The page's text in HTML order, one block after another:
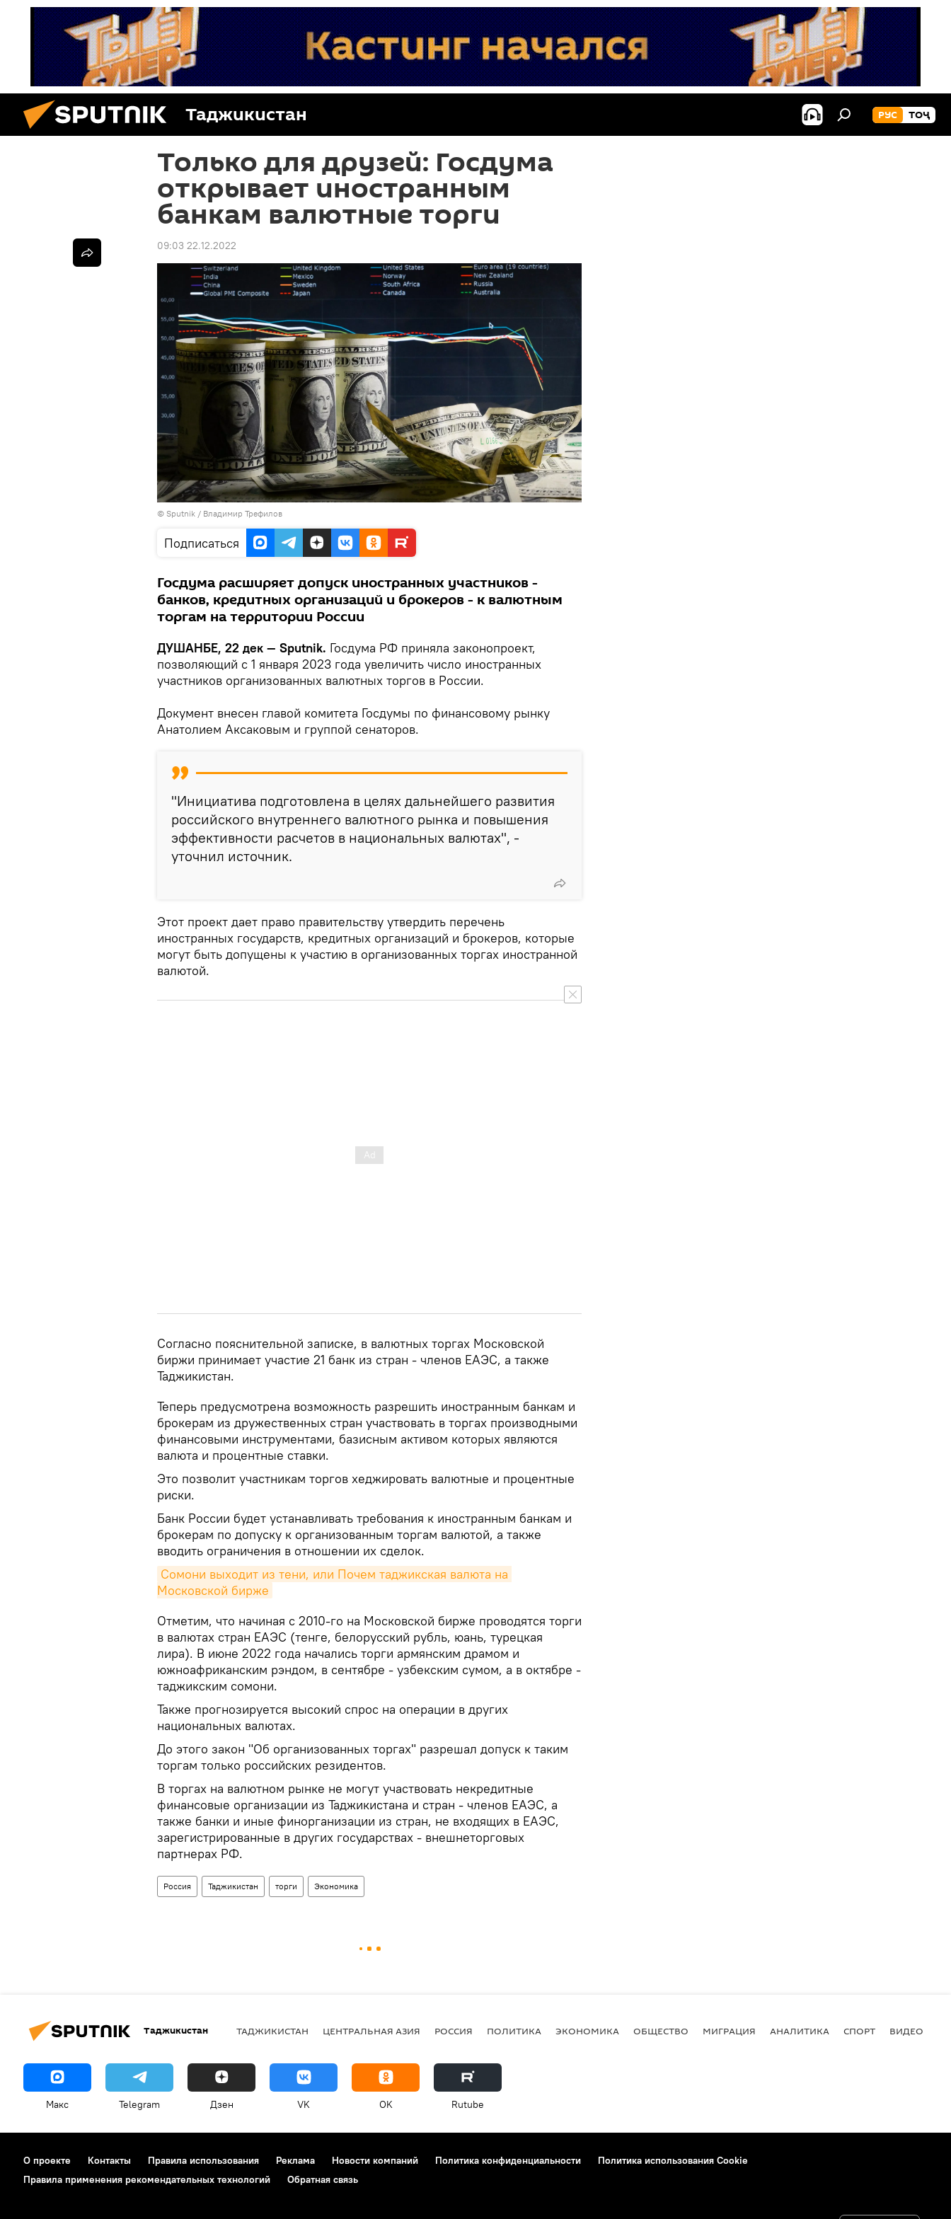
Таджикистан РУС ТОҶ
Только для друзей: Госдума
открывает иностранным
банкам валютные торги
09:03 22.12.2022
© Sputnik / Владимир Трефилов
Подписаться
Госдума расширяет допуск иностранных участников -
банков, кредитных организаций и брокеров - к валютным
торгам на территории России
ДУШАНБЕ, 22 дек — Sputnik. Госдума РФ приняла законопроект,
позволяющий с 1 января 2023 года увеличить число иностранных
участников организованных валютных торгов в России.
Документ внесен главой комитета Госдумы по финансовому рынку
Анатолием Аксаковым и группой сенаторов.
"Инициатива подготовлена в целях дальнейшего развития
российского внутреннего валютного рынка и повышения
эффективности расчетов в национальных валютах", -
уточнил источник.
Этот проект дает право правительству утвердить перечень
иностранных государств, кредитных организаций и брокеров, которые
могут быть допущены к участию в организованных торгах иностранной
валютой.
Согласно пояснительной записке, в валютных торгах Московской
биржи принимает участие 21 банк из стран - членов ЕАЭС, а также
Таджикистан.
Теперь предусмотрена возможность разрешить иностранным банкам и
брокерам из дружественных стран участвовать в торгах производными
финансовыми инструментами, базисным активом которых являются
валюта и процентные ставки.
Это позволит участникам торгов хеджировать валютные и процентные
риски.
Банк России будет устанавливать требования к иностранным банкам и
брокерам по допуску к организованным торгам валютой, а также
вводить ограничения в отношении их сделок.
Сомони выходит из тени, или Почем таджикская валюта на
Московской бирже
Отметим, что начиная с 2010-го на Московской бирже проводятся торги
в валютах стран ЕАЭС (тенге, белорусский рубль, юань, турецкая
лира). В июне 2022 года начались торги армянским драмом и
южноафриканским рэндом, в сентябре - узбекским сумом, а в октябре -
таджикским сомони.
Также прогнозируется высокий спрос на операции в других
национальных валютах.
До этого закон "Об организованных торгах" разрешал допуск к таким
торгам только российских резидентов.
В торгах на валютном рынке не могут участвовать некредитные
финансовые организации из Таджикистана и стран - членов ЕАЭС, а
также банки и иные финорганизации из стран, не входящих в ЕАЭС,
зарегистрированные в других государствах - внешнеторговых
партнерах РФ.
Россия Таджикистан торги Экономика
Таджикистан ТАДЖИКИСТАН ЦЕНТРАЛЬНАЯ АЗИЯ РОССИЯ ПОЛИТИКА ЭКОНОМИКА ОБЩЕСТВО МИГРАЦИЯ АНАЛИТИКА СПОРТ ВИДЕО
Макс Telegram Дзен VK OK Rutube
О проекте Контакты Правила использования Реклама Новости компаний Политика конфиденциальности
Политика использования Cookie
Правила применения рекомендательных технологий
Обратная связь